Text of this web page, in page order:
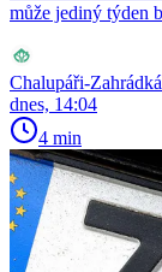
může jediný týden
Chalupáři-
dnes, 14:04
4 min